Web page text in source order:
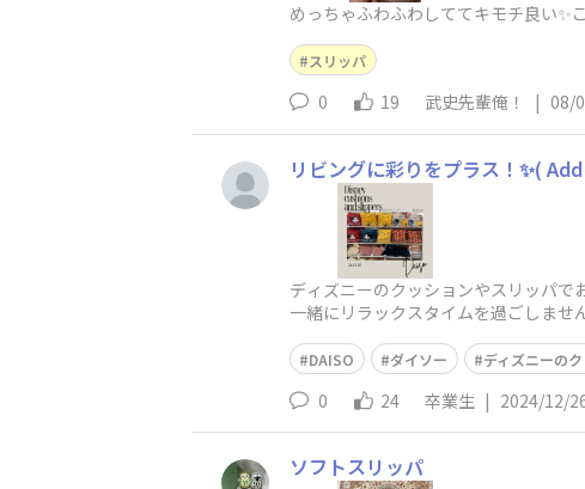
めっちゃふわふわしててキモチ良い✨
スリッパ
0 19 武史先輩俺！ | 08/
リビングに彩りをプラス！✨(
ディズニーのクッションやスリッパ
一緒にリラックスタイムを過ごしま
DAISO ダイソー ディズニーの
0 24 卒業生 | 2024/12/
ソフトスリッパ